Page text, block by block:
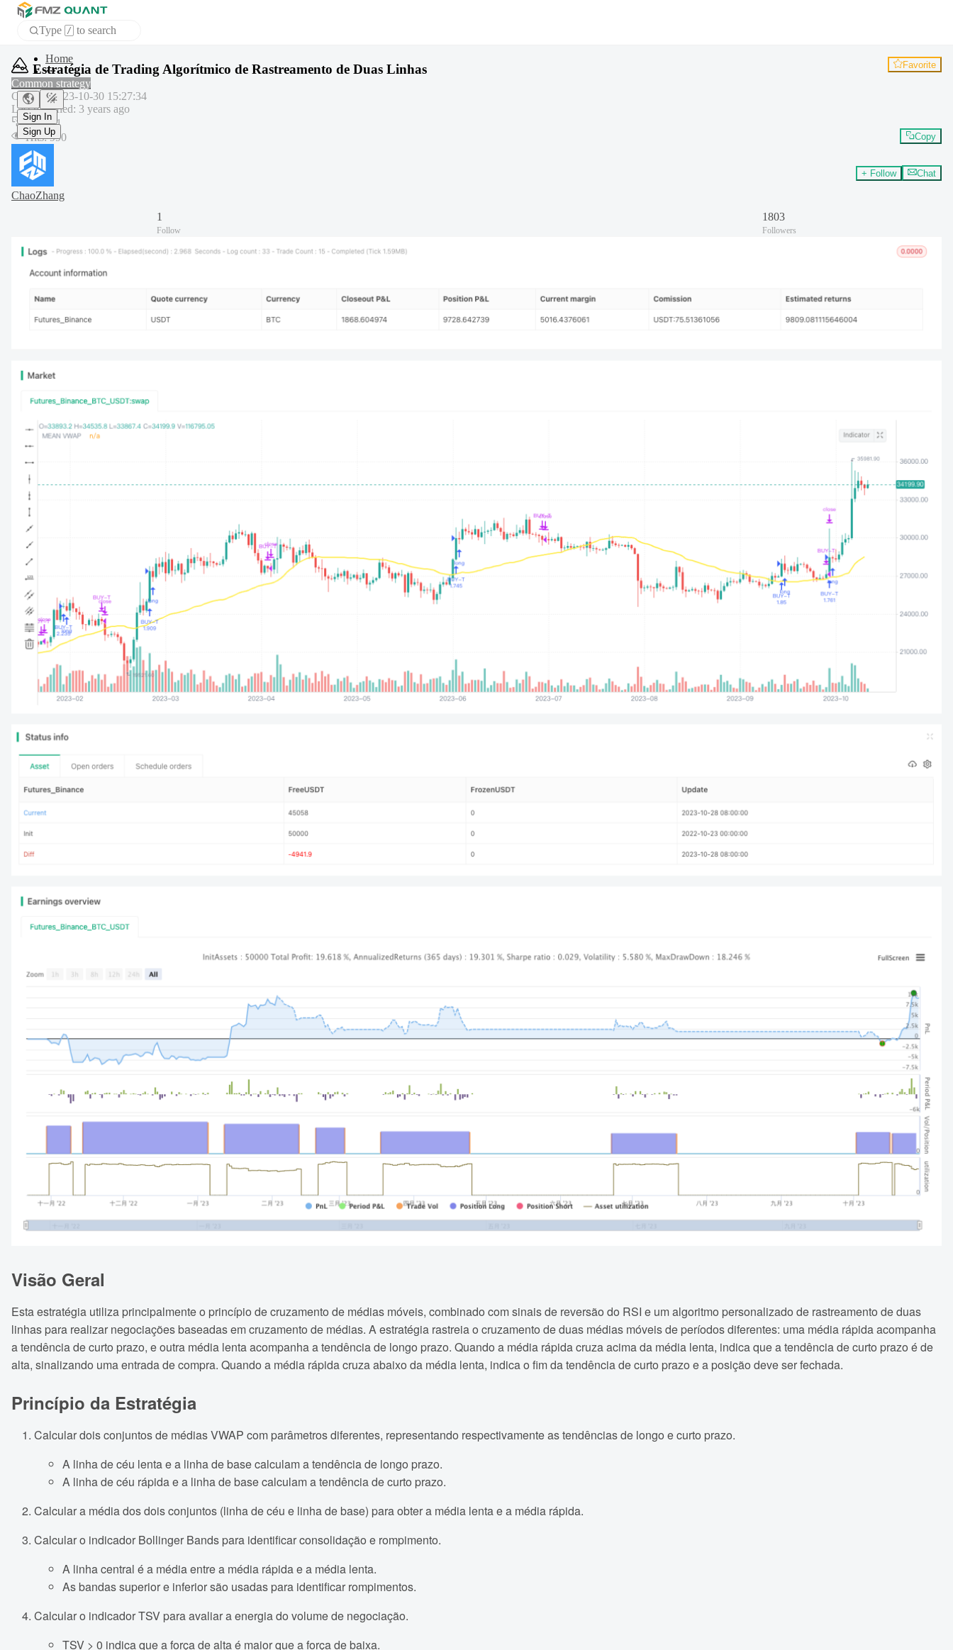
Type / to search
APP
Sign In
Sign Up
Estratégia de Trading Algorítmico de Rastreamento de Duas Linhas Favorite
Common strategy
Created :2023-10-30 15:27:34
Last modified: 3 years ago
Copy:1
Hits:990 Copy
ChaoZhang
+ Follow Chat
1
Follow
1803
Followers
Visão Geral
Esta estratégia utiliza principalmente o princípio de cruzamento de médias móveis, combinado com sinais de reversão do RSI e um algoritmo personalizado de rastreamento de duas
linhas para realizar negociações baseadas em cruzamento de médias. A estratégia rastreia o cruzamento de duas médias móveis de períodos diferentes: uma média rápida acompanha
a tendência de curto prazo, e outra média lenta acompanha a tendência de longo prazo. Quando a média rápida cruza acima da média lenta, indica que a tendência de curto prazo é de
alta, sinalizando uma entrada de compra. Quando a média rápida cruza abaixo da média lenta, indica o fim da tendência de curto prazo e a posição deve ser fechada.
Princípio da Estratégia
Calcular dois conjuntos de médias VWAP com parâmetros diferentes, representando respectivamente as tendências de longo e curto prazo.
A linha de céu lenta e a linha de base calculam a tendência de longo prazo.
A linha de céu rápida e a linha de base calculam a tendência de curto prazo.
Calcular a média dos dois conjuntos (linha de céu e linha de base) para obter a média lenta e a média rápida.
Calcular o indicador Bollinger Bands para identificar consolidação e rompimento.
A linha central é a média entre a média rápida e a média lenta.
As bandas superior e inferior são usadas para identificar rompimentos.
Calcular o indicador TSV para avaliar a energia do volume de negociação.
TSV > 0 indica que a força de alta é maior que a força de baixa.